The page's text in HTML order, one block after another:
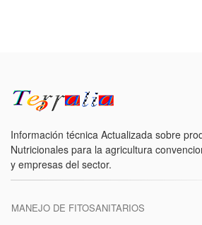
Información técnica Actualizada sobre
Nutricionales para la agricultura
y empresas del sector.
MANEJO DE FITOSANITARIOS